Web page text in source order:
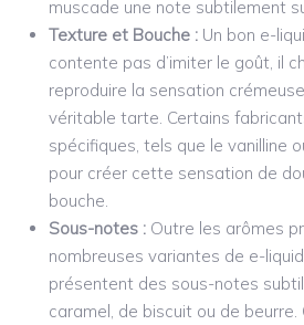
muscade une note subtilement
Texture et Bouche : Un bon e-
contente pas d’imiter le goût, il
reproduire la sensation
véritable tarte. Certains
spécifiques, tels que le vanilline
pour créer cette sensation de
bouche.
Sous-notes : Outre les arômes
nombreuses variantes de e-
présentent des sous-notes
caramel, de biscuit ou de beurre.